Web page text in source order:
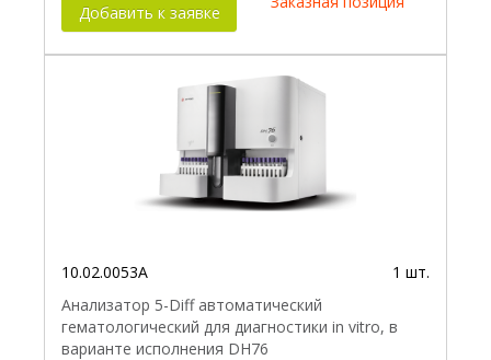
Добавить к заявке
10.02.0053A
1 шт.
Анализатор 5-Diff автоматический
гематологический для диагностики in vitro, в
варианте исполнения DH76